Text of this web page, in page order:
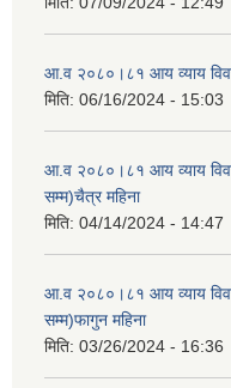
आ.व २०८०।८१ आय व्याय
मिति: 06/16/2024 - 15:03
आ.व २०८०।८१ आय व्याय
सम्म)चैत्र महिना
मिति: 04/14/2024 - 14:47
आ.व २०८०।८१ आय व्याय
सम्म)फागुन महिना
मिति: 03/26/2024 - 16:36